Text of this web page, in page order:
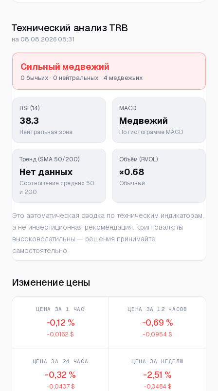
Технический анализ TRB
на 08.08.2026 08:31
Сильный медвежий
0 бычьих · 0 нейтральных · 4 медвежьих
RSI (14)
38.3
Нейтральная зона
MACD
Медвежий
По гистограмме MACD
Тренд (SMA 50/200)
Нет данных
Соотношение средних 50
и 200
Объём (RVOL)
×0.68
Обычный
Это автоматическая сводка по техническим индикаторам,
а не инвестиционная рекомендация. Криптовалюты
высоковолатильны — решения принимайте
самостоятельно.
Изменение цены
ЦЕНА ЗА 1 ЧАС
-0,12 %
-0,0162 $
ЦЕНА ЗА 12 ЧАСОВ
-0,69 %
-0,0954 $
ЦЕНА ЗА 24 ЧАСА
-0,32 %
-0,0437 $
ЦЕНА ЗА НЕДЕЛЮ
-2,51 %
-0,3484 $